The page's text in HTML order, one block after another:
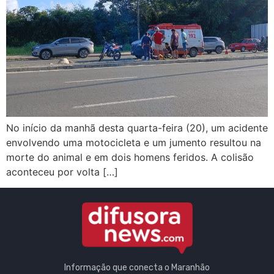
No início da manhã desta quarta-feira (20), um acidente
envolvendo uma motocicleta e um jumento resultou na
morte do animal e em dois homens feridos. A colisão
aconteceu por volta […]
Informação que conecta o Maranhão